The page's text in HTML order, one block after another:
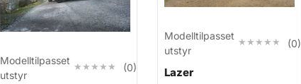
Modelltilpasset
utstyr
★★★★★
★★★★★ (0)
Modelltilpasset
utstyr
★★★★★
★★★★★ (0)
Lazer